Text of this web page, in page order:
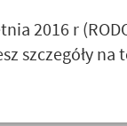
! 2016 r
szczegóły na